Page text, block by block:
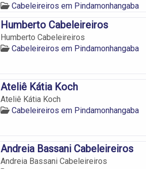
Cabeleireiros em Pindamonhangaba
Humberto Cabeleireiros
Humberto Cabeleireiros
Cabeleireiros em Pindamonhangaba
Ateliê Kátia Koch
Ateliê Kátia Koch
Cabeleireiros em Pindamonhangaba
Andreia Bassani Cabeleireiros
Andreia Bassani Cabeleireiros